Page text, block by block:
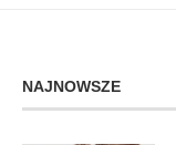
NAJNOWSZE